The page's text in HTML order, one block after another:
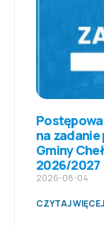
na zadanie
Gminy
2026/2027
2026-08-04
CZYTAJ WIĘCEJ